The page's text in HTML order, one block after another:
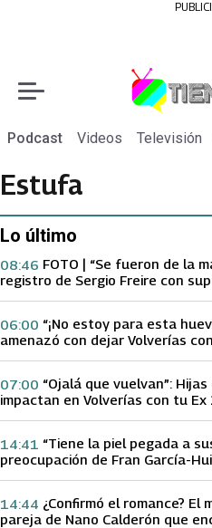
Podcast Videos Televisión
Estufa
Lo último
FOTO | “Se fueron de la
registro de Sergio Freire con
08:46
“¡No estoy para esta
amenazó con dejar Volverías
06:00
“Ojalá que vuelvan”:
impactan en Volverías con tu
07:00
“Tiene la piel pegada a
preocupación de Fran García-
14:41
¿Confirmó el romance?
pareja de Nano Calderón que
14:44